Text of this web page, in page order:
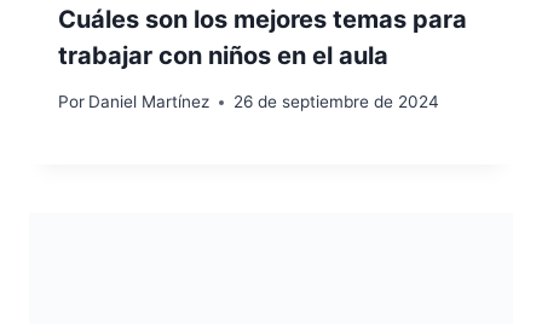
Cuáles son los mejores temas para
trabajar con niños en el aula
Por Daniel Martínez 26 de septiembre de 2024